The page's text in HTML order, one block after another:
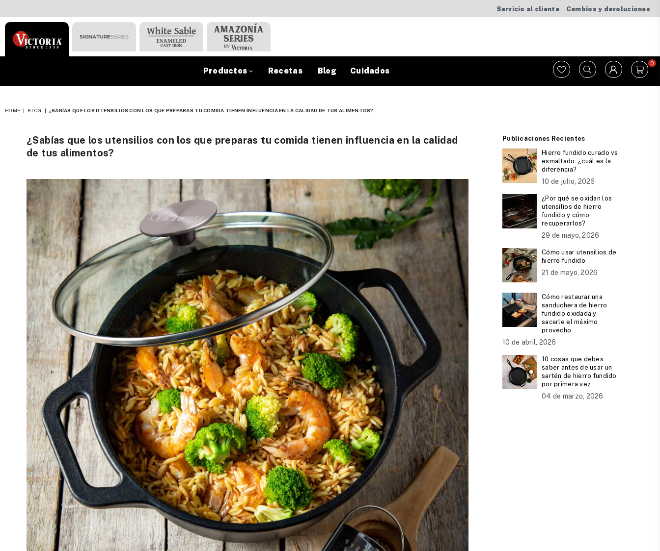
Servicio al cliente Cambios y devoluciones
VICTORIA
Productos Recetas Blog Cuidados
0
HOME | BLOG | ¿SABÍAS QUE LOS UTENSILIOS CON LOS QUE PREPARAS TU COMIDA TIENEN INFLUENCIA EN LA CALIDAD DE TUS ALIMENTOS?
¿Sabías que los utensilios con los que preparas tu comida tienen influencia en la calidad
de tus alimentos?
Publicaciones Recientes
Hierro fundido curado vs.
esmaltado: ¿cuál es la
diferencia?
10 de julio, 2026
¿Por qué se oxidan los
utensilios de hierro
fundido y cómo
recuperarlos?
29 de mayo, 2026
Cómo usar utensilios de
hierro fundido
21 de mayo, 2026
Cómo restaurar una
sanduchera de hierro
fundido oxidada y
sacarle el máximo
provecho
10 de abril, 2026
10 cosas que debes
saber antes de usar un
sartén de hierro fundido
por primera vez
04 de marzo, 2026